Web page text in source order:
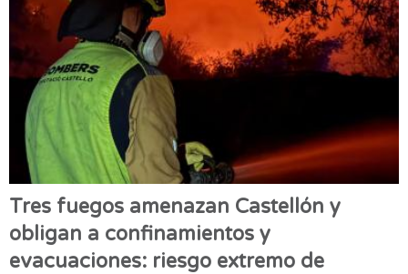
Tres fuegos amenazan Castellón y
obligan a confinamientos y
evacuaciones: riesgo extremo de